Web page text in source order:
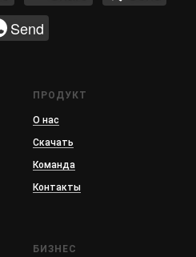
Send
ПРОДУКТ
О нас
Скачать
Команда
Контакты
БИЗНЕС